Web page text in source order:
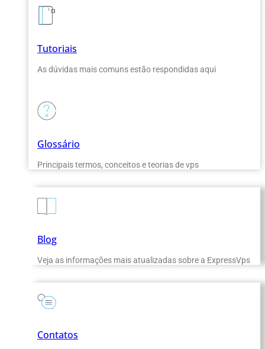
Tutoriais
As dúvidas mais comuns estão respondidas aqui
Glossário
Principais termos, conceitos e teorias de vps
Blog
Veja as informações mais atualizadas sobre a ExpressVps
Contatos